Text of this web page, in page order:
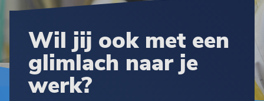
Wil jij ook met een
glimlach naar je
werk?